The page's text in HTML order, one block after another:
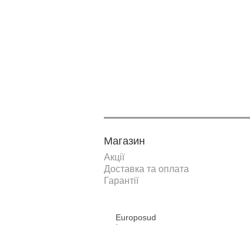
Магазин
Акції
Доставка та оплата
Гарантії
Europosud